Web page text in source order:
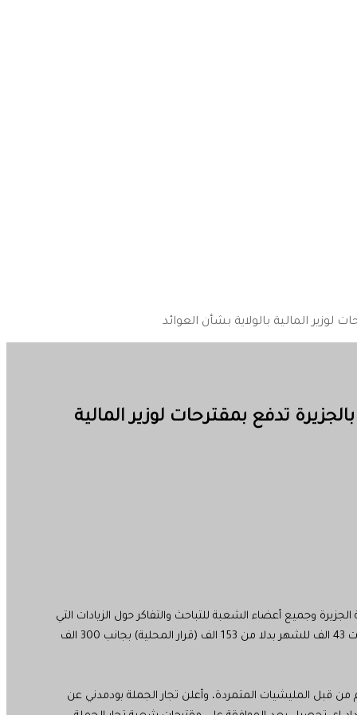
المالية بالولاية بشأن العوائد
تدفع بمقترحات لوزير المالية
وجميع أعضاء الشعبة للتباحث والتفاكر حول الزيادات التي
وصفتها بالمهولة في العوائد، ودفع رئيس شعبة تجار الجملة أسامة عوض هجا بمقترحات الشعبة المتمثلة في ان تكون العوائد مليون جنيه ورسوم النفايات 43 الف للشهر بدلا من 153 الف (قرار المحلية) بجانب 300 الف
قبل المليشيات المتمردة، وأعلن تجار الجملة بودمدني عن